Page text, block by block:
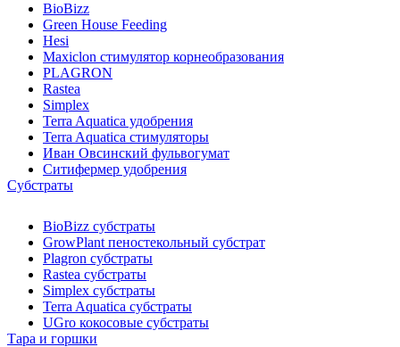
BioBizz
Green House Feeding
Hesi
Maxiclon стимулятор корнеобразования
PLAGRON
Rastea
Simplex
Terra Aquatica удобрения
Terra Aquatica стимуляторы
Иван Овсинский фульвогумат
Ситифермер удобрения
Субстраты
BioBizz cубстраты
GrowPlant пеностекольный субстрат
Plagron cубстраты
Rastea cубстраты
Simplex cубстраты
Terra Aquatica cубстраты
UGro кокосовые субстраты
Тара и горшки